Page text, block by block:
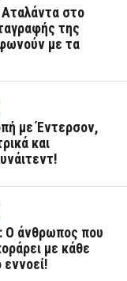
στο
της
με τα
με Έντερσον,
και
Ο άνθρωπος που
με κάθε